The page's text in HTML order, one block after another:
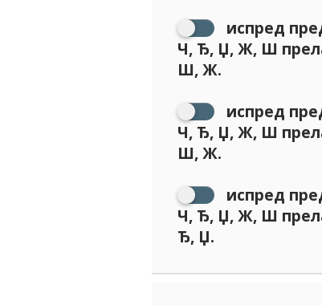
испред
Ч, Ђ, Џ, Ж, Ш
Ш, Ж.
испред
Ч, Ђ, Џ, Ж, Ш
Ш, Ж.
испред
Ч, Ђ, Џ, Ж, Ш
Ђ, Џ.